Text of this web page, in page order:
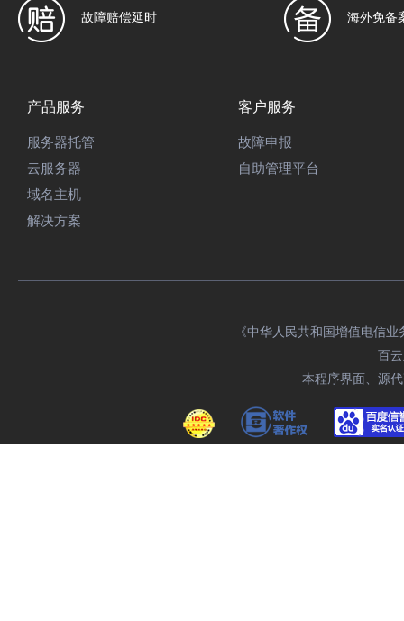
故障赔偿延时 海外免备
产品服务
服务器托管
云服务器
域名主机
解决方案
客户服务
故障申报
自助管理平台
《中华人民共和国增值电信
百
本程序界面、源